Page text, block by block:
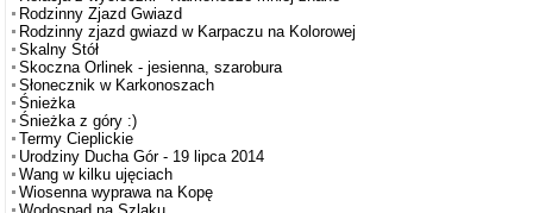
Rodzinny Zjazd Gwiazd
Rodzinny zjazd gwiazd w Karpaczu na Kolorowej
Skalny Stół
Skoczna Orlinek - jesienna, szarobura
Słonecznik w Karkonoszach
Śnieżka
Śnieżka z góry :)
Termy Cieplickie
Urodziny Ducha Gór - 19 lipca 2014
Wang w kilku ujęciach
Wiosenna wyprawa na Kopę